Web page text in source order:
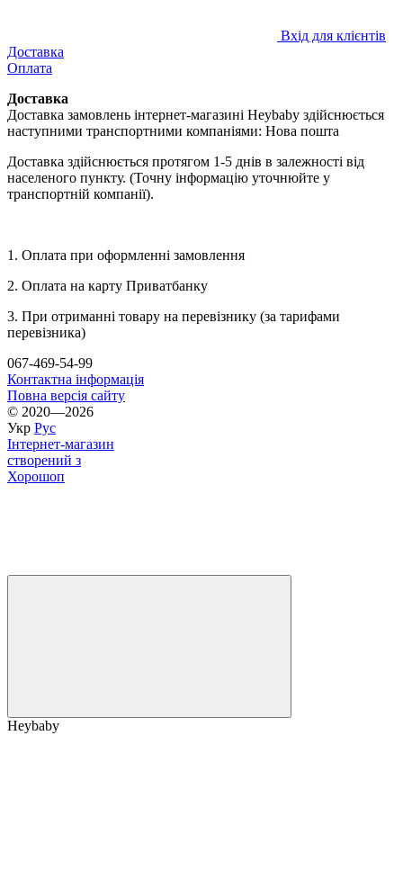
Вхід для клієнтів
Доставка
Оплата
Доставка
Доставка замовлень інтернет-магазині Heybaby здійснюється
наступними транспортними компаніями: Нова пошта
Доставка здійснюється протягом 1-5 днів в залежності від
населеного пункту. (Точну інформацію уточнюйте у
транспортній компанії).
1. Оплата при оформленні замовлення
2. Оплата на карту Приватбанку
3. При отриманні товару на перевізнику (за тарифами
перевізника)
067-469-54-99
Контактна інформація
Повна версія сайту
© 2020—2026
Укр Рус
Інтернет-магазин
створений з
Хорошоп
Heybaby